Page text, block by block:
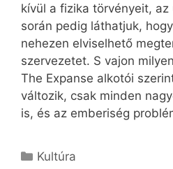
kívül a fizika törvényeit, az
során pedig láthatjuk,
nehezen elviselhető
szervezetet. S vajon
The Expanse alkotói
változik, csak minden
is, és az emberiség
Kategória
Kultúra